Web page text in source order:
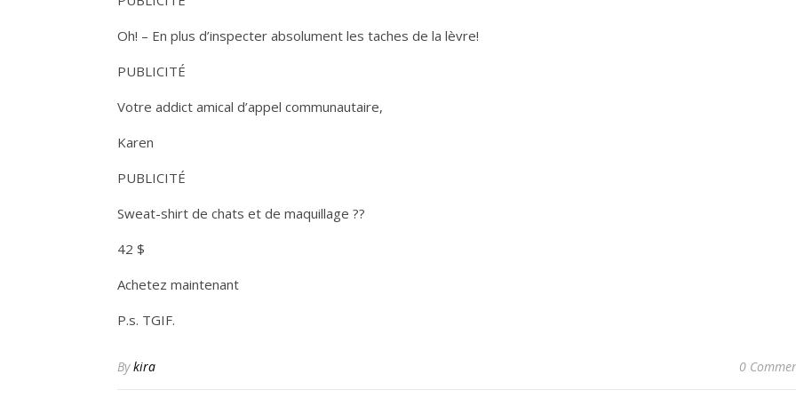
Oh! – En plus d’inspecter absolument les taches de la lèvre!
PUBLICITÉ
Votre addict amical d’appel communautaire,
Karen
PUBLICITÉ
Sweat-shirt de chats et de maquillage ??
42 $
Achetez maintenant
P.s. TGIF.
Bykira 0